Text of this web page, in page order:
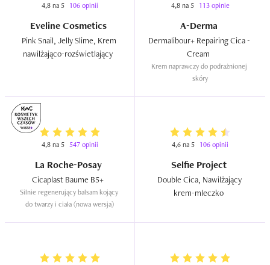
4,8 na 5 106 opinii
Eveline Cosmetics
Pink Snail, Jelly Slime, Krem
4,8 na 5 113 opinie
A-Derma
Dermalibour+ Repairing Cica -
Krem naprawczy do podrażnionej
skóry
4,8 na 5 547 opinii
La Roche-Posay
Silnie regenerujący balsam kojący
do twarzy i ciała (nowa wersja)
4,6 na 5 106 opinii
Selfie Project
Double Cica, Nawilżający